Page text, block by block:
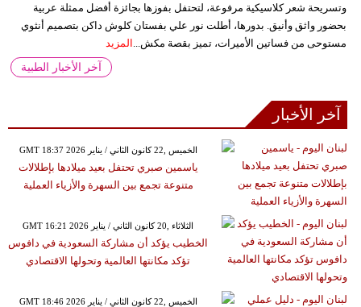
وتسريحة شعر كلاسيكية مرفوعة، لتحتفل بفوزها بجائزة أفضل ممثلة عربية
بحضور واثق وأنيق. بدورها، أطلت نور علي بفستان كلوش داكن بتصميم أنثوي
مستوحى من فساتين الأميرات، تميز بقصة مكش... المزيد
آخر الأخبار الطبية
آخر الأخبار
GMT 18:37 2026 الخميس ,22 كانون الثاني / يناير
ياسمين صبري تحتفل بعيد ميلادها بإطلالات
متنوعة تجمع بين السهرة والأزياء العملية
GMT 16:21 2026 الثلاثاء ,20 كانون الثاني / يناير
الخطيب يؤكد أن مشاركة السعودية في دافوس
تؤكد مكانتها العالمية وتحولها الاقتصادي
GMT 18:46 2026 الخميس ,22 كانون الثاني / يناير